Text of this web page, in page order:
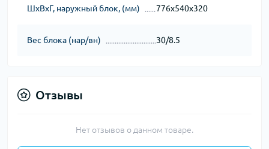
ШхВхГ, наружный блок, (мм) 776х540х320
Вес блока (нар/вн) 30/8.5
Отзывы
Нет отзывов о данном товаре.